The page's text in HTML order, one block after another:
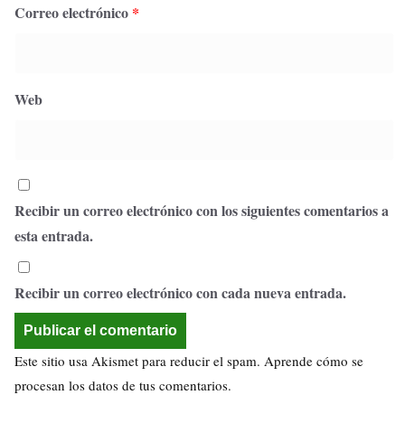
Correo electrónico *
Web
Recibir un correo electrónico con los siguientes comentarios a
esta entrada.
Recibir un correo electrónico con cada nueva entrada.
Este sitio usa Akismet para reducir el spam. Aprende cómo se
procesan los datos de tus comentarios.